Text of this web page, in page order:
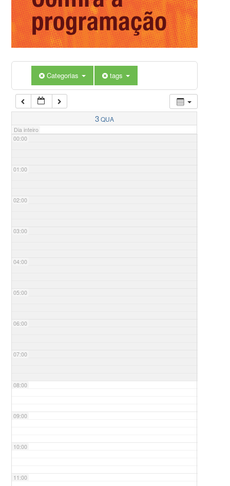
Categorias tags
3QUA
Dia inteiro
00:00
01:00
02:00
03:00
04:00
05:00
06:00
07:00
08:00
09:00
10:00
11:00